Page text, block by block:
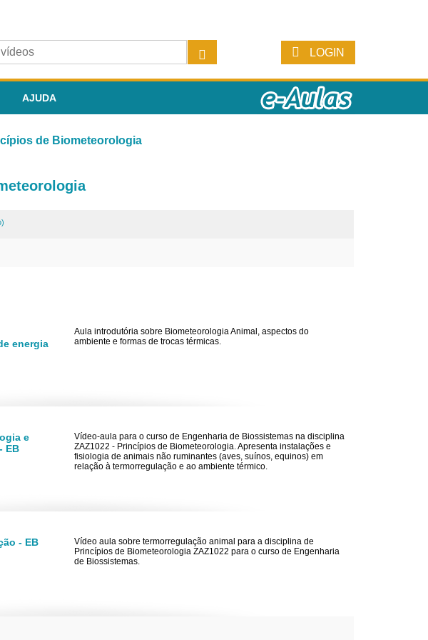
LOGIN
AJUDA
de Biometeorologia
energia
Aula introdutória sobre Biometeorologia Animal, aspectos do
ambiente e formas de trocas térmicas.
e
EB
Vídeo-aula para o curso de Engenharia de Biossistemas na disciplina
ZAZ1022 - Princípios de Biometeorologia. Apresenta instalações e
fisiologia de animais não ruminantes (aves, suínos, equinos) em
relação à termorregulação e ao ambiente térmico.
- EB
Vídeo aula sobre termorregulação animal para a disciplina de
Princípios de Biometeorologia ZAZ1022 para o curso de Engenharia
de Biossistemas.